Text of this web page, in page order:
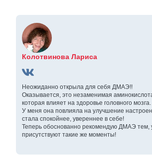
Колотвинова Лариса
Неожиданно открыла для себя ДМАЭ!!
Оказывается, это незаменимая
которая влияет на здоровье головного мозга.
У меня она повлияла на улучшение
стала спокойнее, увереннее в себе!
Теперь обоснованно рекомендую ДМАЭ тем,
присутствуют такие же моменты!